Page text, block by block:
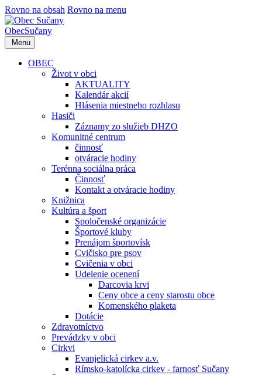
Rovno na obsah Rovno na menu
ObecSučany
Menu
OBEC
Život v obci
AKTUALITY
Kalendár akcií
Hlásenia miestneho rozhlasu
Hasiči
Záznamy zo služieb DHZO
Komunitné centrum
činnosť
otváracie hodiny
Terénna sociálna práca
Činnosť
Kontakt a otváracie hodiny
Knižnica
Kultúra a šport
Spoločenské organizácie
Športové kluby
Prenájom športovísk
Cvičisko pre psov
Cvičenia v obci
Udelenie ocenení
Darcovia krvi
Ceny obce a ceny starostu obce
Komenského plaketa
Dotácie
Zdravotníctvo
Prevádzky v obci
Cirkvi
Evanjelická cirkev a.v.
Rímsko-katolícka cirkev - farnosť Sučany